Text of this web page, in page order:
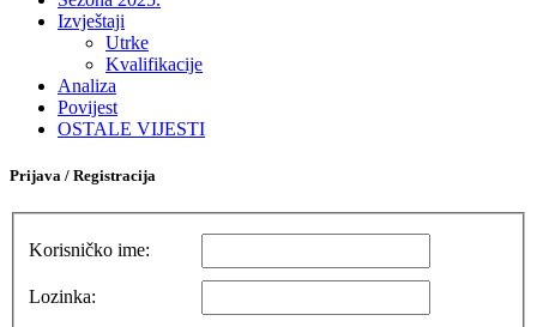
Izvještaji
Utrke
Kvalifikacije
Analiza
Povijest
OSTALE VIJESTI
Prijava / Registracija
Korisničko ime:
Lozinka: